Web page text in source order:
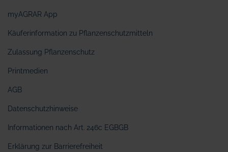
myAGRAR App
Käuferinformation zu Pflanzenschutzmitteln
Zulassung Pflanzenschutz
Printmedien
AGB
Datenschutzhinweise
Informationen nach Art. 246c EGBGB
Erklärung zur Barrierefreiheit